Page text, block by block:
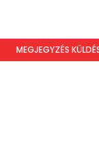
MEGJEGYZÉS